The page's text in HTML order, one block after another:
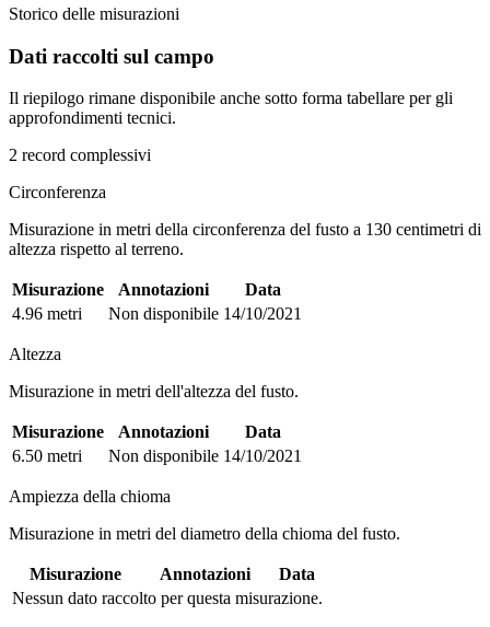
Storico delle misurazioni
Dati raccolti sul campo
Il riepilogo rimane disponibile anche sotto forma tabellare per gli
approfondimenti tecnici.
2 record complessivi
Circonferenza
Misurazione in metri della circonferenza del fusto a 130 centimetri di
altezza rispetto al terreno.
Misurazione Annotazioni
Data
4.96 metri
Non disponibile 14/10/2021
Altezza
Misurazione in metri dell'altezza del fusto.
Misurazione Annotazioni
Data
6.50 metri
Non disponibile 14/10/2021
Ampiezza della chioma
Misurazione in metri del diametro della chioma del fusto.
Misurazione Annotazioni
Data
Nessun dato raccolto per questa misurazione.